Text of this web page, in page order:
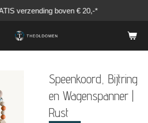
verzending boven € 20,-*
Speenkoord, Bijtring
en Wagenspanner |
Rust